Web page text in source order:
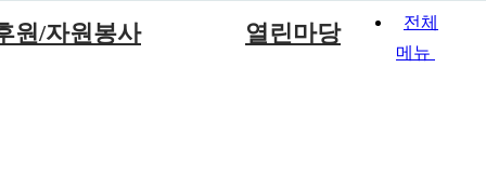
원/자원봉사 열린마당
전체
메뉴